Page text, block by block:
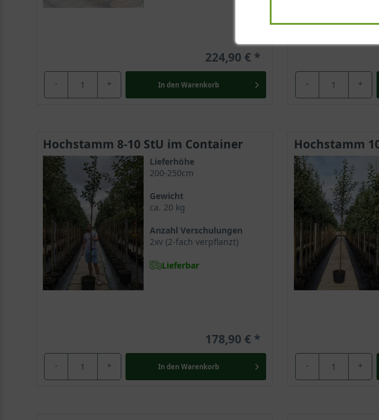
224,90 €
- + In den Warenkorb - +
Hochstamm 8-10 StU im Container
Lieferhöhe
200-250cm
Gewicht
ca. 20 kg
Anzahl Verschulungen
2xv (2-fach verpflanzt)
Lieferbar
178,90 €
- + In den Warenkorb
Hochstamm
- +